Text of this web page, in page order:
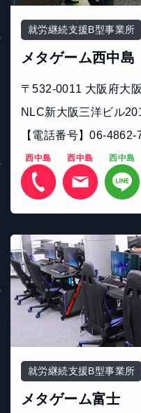
就労継続支援B型事業所
メタゲーム西中島
〒532-0011 大阪府大
NLC新大阪三洋ビル
【電話番号】06-4862-
西中島 西中島 西中島
就労継続支援B型事業所
メタゲーム富士